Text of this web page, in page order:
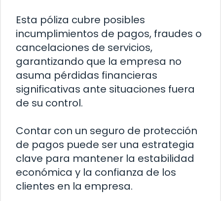
Esta póliza cubre posibles
incumplimientos de pagos, fraudes o
cancelaciones de servicios,
garantizando que la empresa no
asuma pérdidas financieras
significativas ante situaciones fuera
de su control.
Contar con un seguro de protección
de pagos puede ser una estrategia
clave para mantener la estabilidad
económica y la confianza de los
clientes en la empresa.